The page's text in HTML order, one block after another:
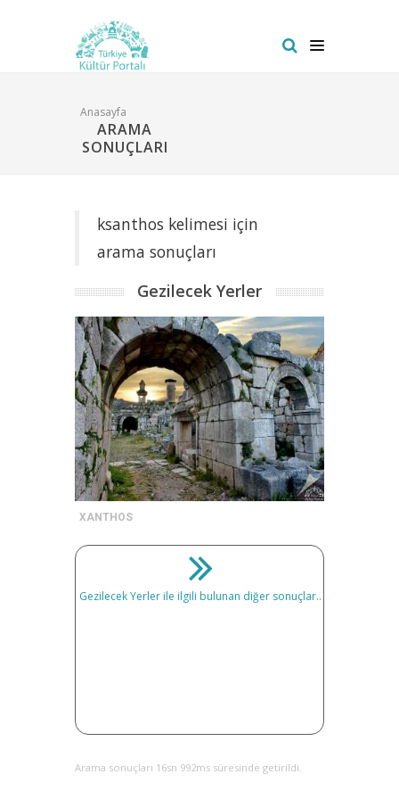
Anasayfa
ARAMA
SONUÇLARI
ksanthos kelimesi için
arama sonuçları
Gezilecek Yerler
XANTHOS
Gezilecek Yerler ile ilgili bulunan diğer sonuçlar..
Arama sonuçları 16sn 992ms süresinde getirildi.